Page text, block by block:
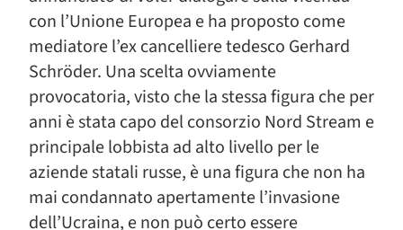
con l’Unione Europea e ha proposto come
mediatore l’ex cancelliere tedesco Gerhard
Schröder. Una scelta ovviamente
provocatoria, visto che la stessa figura che per
anni è stata capo del consorzio Nord Stream e
principale lobbista ad alto livello per le
aziende statali russe, è una figura che non ha
mai condannato apertamente l’invasione
dell’Ucraina, e non può certo essere